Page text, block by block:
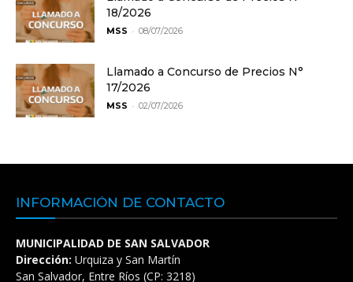
18/2026
MSS - 08/07/2026
Llamado a Concurso de Precios N°
17/2026
MSS - 02/07/2026
INFORMACIÓN DE CONTACTO
MUNICIPALIDAD DE SAN SALVADOR
Dirección: Urquiza y San Martín
San Salvador, Entre Ríos (CP: 3218)